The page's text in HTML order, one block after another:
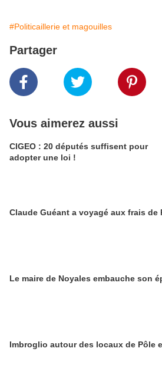
#Politicaillerie et magouilles
Partager
Vous aimerez aussi
CIGEO : 20 députés suffisent pour
adopter une loi !
Claude Guéant a voyagé aux frais de
Le maire de Noyales embauche son
Imbroglio autour des locaux de Pôle